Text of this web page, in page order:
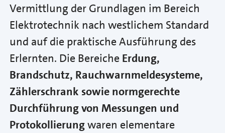
Vermittlung der Grundlagen im Bereich
Elektrotechnik nach westlichem Standard
und auf die praktische Ausführung des
Erlernten. Die Bereiche Erdung,
Brandschutz, Rauchwarnmeldesysteme,
Zählerschrank sowie normgerechte
Durchführung von Messungen und
Protokollierungwaren elementare